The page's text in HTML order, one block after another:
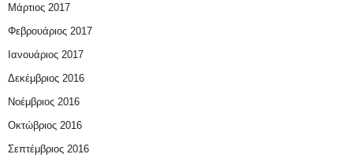
Μάρτιος 2017
Φεβρουάριος 2017
Ιανουάριος 2017
Δεκέμβριος 2016
Νοέμβριος 2016
Οκτώβριος 2016
Σεπτέμβριος 2016